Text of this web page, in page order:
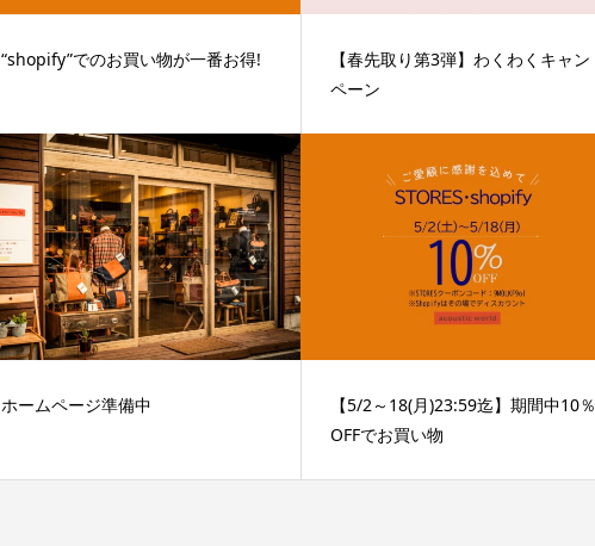
“shopify”でのお買い物が一番お得!
【春先取り第3弾】わくわくキャン
ペーン
ホームページ準備中
【5/2～18(月)23:59迄】期間中10％
OFFでお買い物